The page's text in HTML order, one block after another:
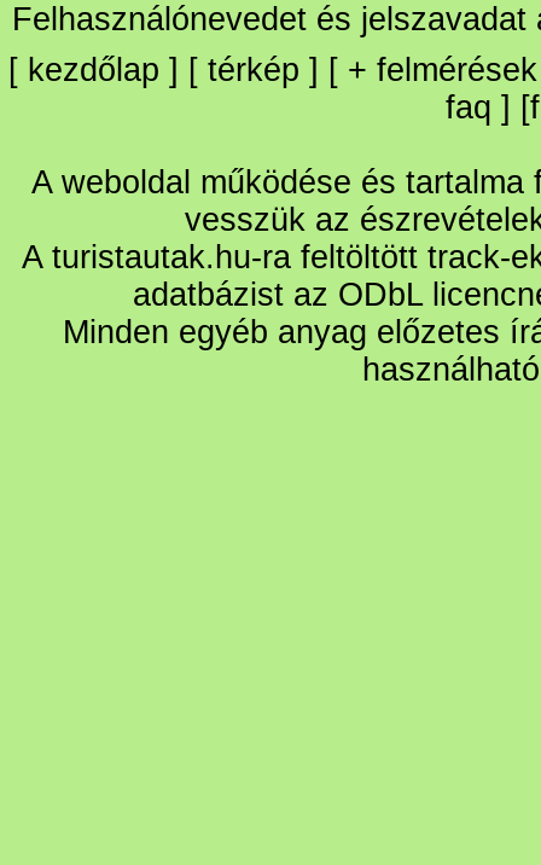
Felhasználónevedet és
[ kezdőlap ] [ térkép ] [ + felmérések
faq ] [
A weboldal működése és
vesszük az
A turistautak.hu-ra feltöltött track-
adatbázist az ODbL
Minden egyéb anyag előzetes